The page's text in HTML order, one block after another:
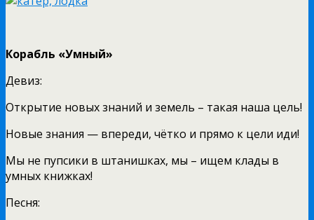
Корабль «Умный»
Девиз:
Открытие новых знаний и земель – такая наша цель!
Новые знания — впереди, чётко и прямо к цели иди!
Мы не пупсики в штанишках, мы – ищем клады в
умных книжках!
Песня: